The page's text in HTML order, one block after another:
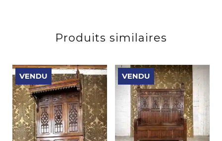
Produits similaires
VENDU VENDU